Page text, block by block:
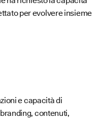
per evolvere insieme
e capacità di
contenuti,